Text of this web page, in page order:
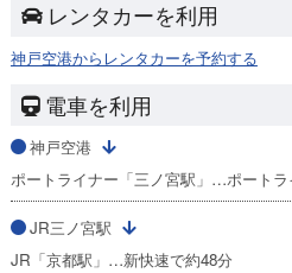
レンタカーを利用
神戸空港からレンタカーを予約する
電車を利用
神戸空港
ポートライナー「三ノ宮駅」…ポートラ
JR三ノ宮駅
JR「京都駅」…新快速で約48分